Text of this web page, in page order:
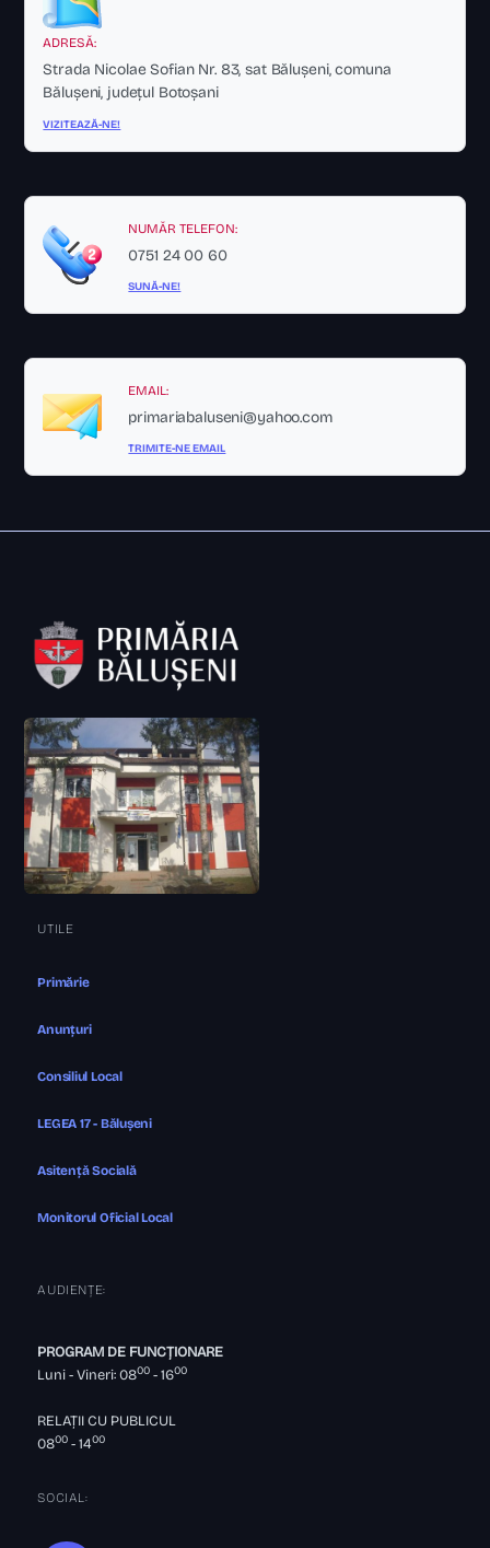
ADRESĂ:
Strada Nicolae Sofian Nr. 83, sat Bălușeni, comuna
Bălușeni, județul Botoșani
VIZITEAZĂ-NE!
NUMĂR TELEFON:
0751 24 00 60
SUNĂ-NE!
EMAIL:
primariabaluseni@yahoo.com
TRIMITE-NE EMAIL
UTILE
Primărie
Anunțuri
Consiliul Local
LEGEA 17 - Bălușeni
Asitență Socială
Monitorul Oficial Local
AUDIENȚE:
PROGRAM DE FUNCȚIONARE
Luni - Vineri: 0800 - 1600
RELAȚII CU PUBLICUL
0800 - 1400
SOCIAL: